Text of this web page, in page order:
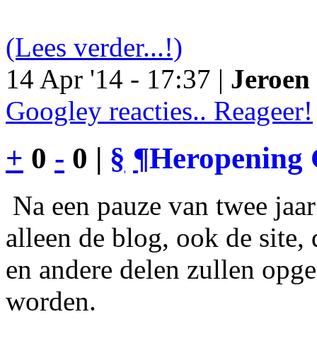
(Lees verder...!)
14 Apr '14 - 17:37 |
Googley reacties.. Reageer!
+ 0 - 0 | § ¶Heropening
Na een pauze van twee
alleen de blog, ook de site,
en andere delen zullen
worden.